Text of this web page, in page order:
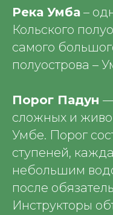
Река Умба –
Кольского
самого
полуострова –
Порог Падун —
сложных и
Умбе. Порог
ступеней,
небольшим
после
Инструкторы